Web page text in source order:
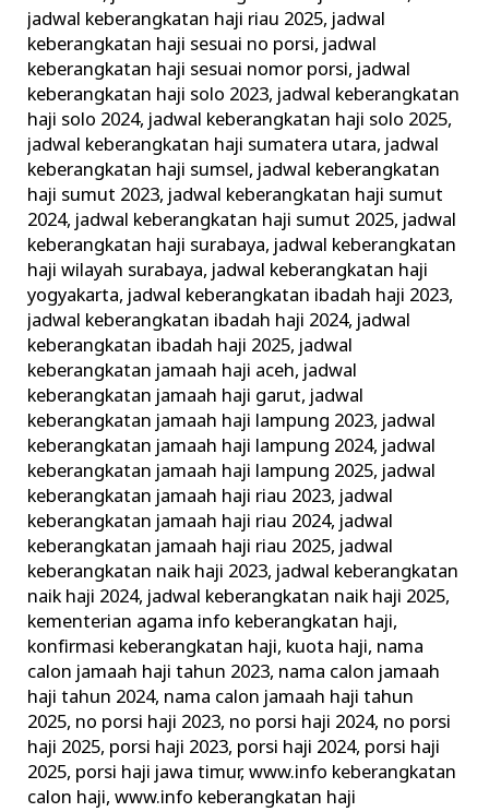
jadwal keberangkatan haji riau 2025, jadwal
keberangkatan haji sesuai no porsi, jadwal
keberangkatan haji sesuai nomor porsi, jadwal
keberangkatan haji solo 2023, jadwal keberangkatan
haji solo 2024, jadwal keberangkatan haji solo 2025,
jadwal keberangkatan haji sumatera utara, jadwal
keberangkatan haji sumsel, jadwal keberangkatan
haji sumut 2023, jadwal keberangkatan haji sumut
2024, jadwal keberangkatan haji sumut 2025, jadwal
keberangkatan haji surabaya, jadwal keberangkatan
haji wilayah surabaya, jadwal keberangkatan haji
yogyakarta, jadwal keberangkatan ibadah haji 2023,
jadwal keberangkatan ibadah haji 2024, jadwal
keberangkatan ibadah haji 2025, jadwal
keberangkatan jamaah haji aceh, jadwal
keberangkatan jamaah haji garut, jadwal
keberangkatan jamaah haji lampung 2023, jadwal
keberangkatan jamaah haji lampung 2024, jadwal
keberangkatan jamaah haji lampung 2025, jadwal
keberangkatan jamaah haji riau 2023, jadwal
keberangkatan jamaah haji riau 2024, jadwal
keberangkatan jamaah haji riau 2025, jadwal
keberangkatan naik haji 2023, jadwal keberangkatan
naik haji 2024, jadwal keberangkatan naik haji 2025,
kementerian agama info keberangkatan haji,
konfirmasi keberangkatan haji, kuota haji, nama
calon jamaah haji tahun 2023, nama calon jamaah
haji tahun 2024, nama calon jamaah haji tahun
2025, no porsi haji 2023, no porsi haji 2024, no porsi
haji 2025, porsi haji 2023, porsi haji 2024, porsi haji
2025, porsi haji jawa timur,www.info keberangkatan
calon haji,www.info keberangkatan haji